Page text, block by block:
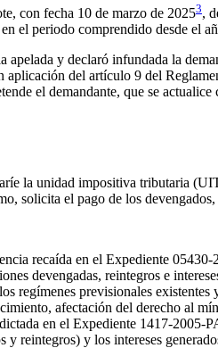
con fecha 10 de marzo de 20253,
el periodo comprendido desde el
apelada y declaró infundada la
del artículo 9 del
el demandante, que se actualice
la unidad impositiva tributaria
solicita el pago de los devengados,
recaída en el Expediente
devengadas, reintegros e
regímenes previsionales
afectación del derecho al
en el Expediente 1417-
y reintegros) y los intereses